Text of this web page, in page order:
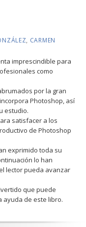
, CARMEN
imprescindible para
como
por la gran
Photoshop, así
estudio.
satisfacer a los
de Photoshop
exprimido toda su
lo han
lector pueda avanzar
que puede
ayuda de este libro.